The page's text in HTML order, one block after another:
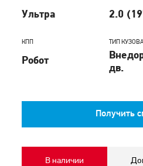
Ультра 2.0
КПП
Робот
ТИП
дв.
Получить
В наличии